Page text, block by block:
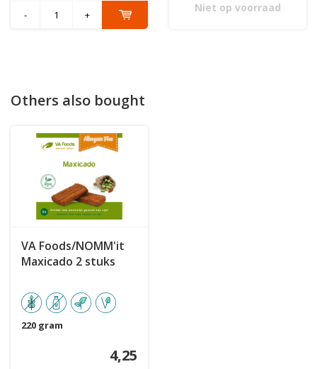
- +
Niet op voorraad
Others also bought
VA Foods/NOMM'it
Maxicado 2 stuks
220 gram
4,25